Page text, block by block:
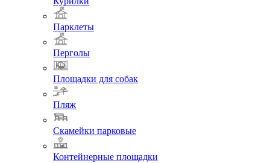
Парклеты
Перголы
Площадки для собак
Пляж
Скамейки парковые
Контейнерные площадки